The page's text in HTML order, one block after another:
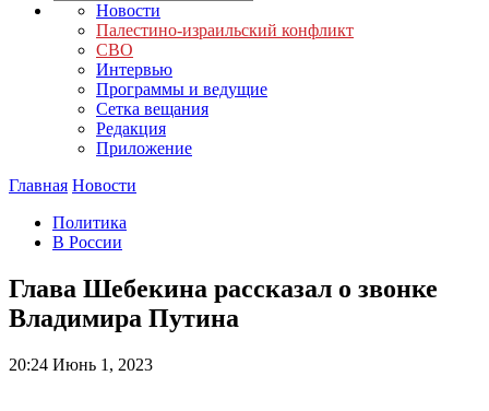
Новости
Палестино-израильский конфликт
СВО
Интервью
Программы и ведущие
Сетка вещания
Редакция
Приложение
Главная Новости
Политика
В России
Глава Шебекина рассказал о звонке
Владимира Путина
20:24 Июнь 1, 2023